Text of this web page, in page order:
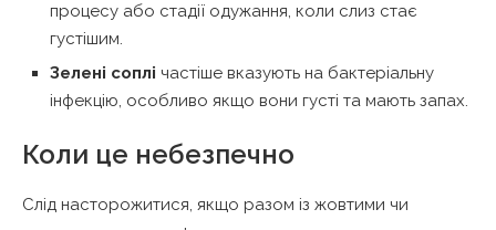
процесу або стадії одужання, коли слиз стає
густішим.
Зелені соплі частіше вказують на бактеріальну
інфекцію, особливо якщо вони густі та мають запах.
Коли це небезпечно
Слід насторожитися, якщо разом із жовтими чи